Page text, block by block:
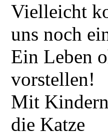
Vielleicht
uns noch
Ein Leben
vorstellen!
Mit
die Katze